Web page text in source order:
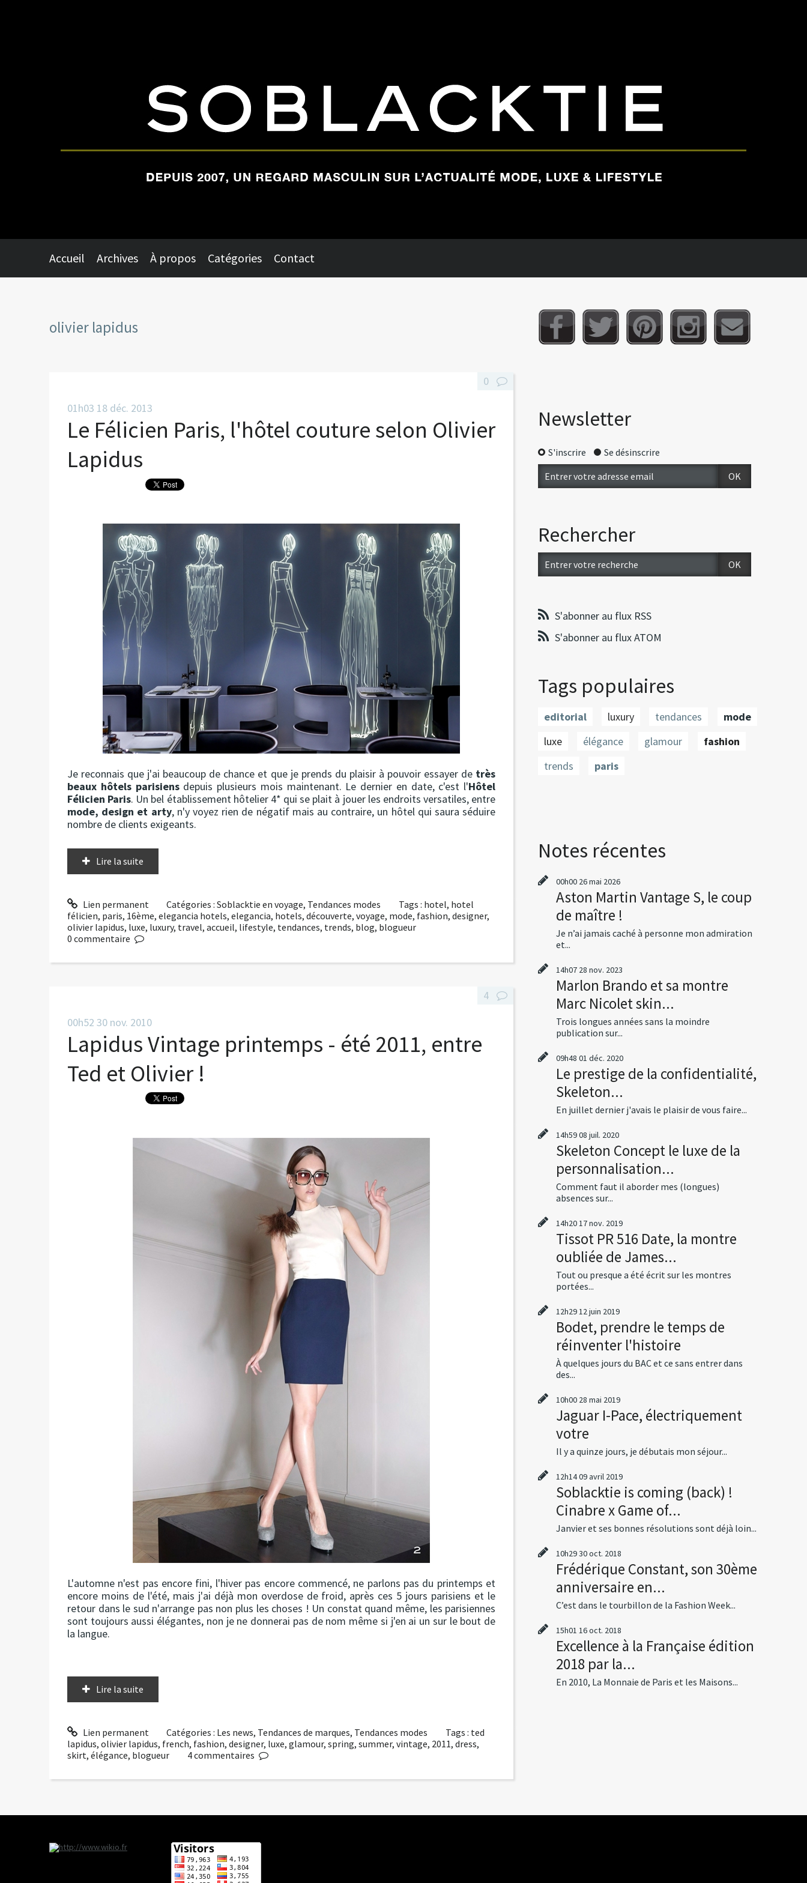
Accueil Archives À propos Catégories Contact
olivier lapidus
01h03 18 déc. 2013
Le Félicien Paris, l'hôtel couture selon Olivier
Lapidus
Je reconnais que j'ai beaucoup de chance et que je prends du plaisir à pouvoir essayer de très
beaux hôtels parisiensdepuis plusieurs mois maintenant. Le dernier en date, c'est l'Hôtel
Félicien Paris. Un bel établissement hôtelier 4* qui se plait à jouer les endroits versatiles, entre
mode, design et arty, n'y voyez rien de négatif mais au contraire, un hôtel qui saura séduire
nombre de clients exigeants.
Lire la suite
Lien permanent Catégories :Soblacktie en voyage, Tendances modes Tags : hotel, hotel
félicien, paris, 16ème, elegancia hotels, elegancia, hotels, découverte, voyage, mode, fashion, designer,
olivier lapidus, luxe, luxury, travel, accueil, lifestyle, tendances, trends, blog, blogueur
0
0 commentaire
00h52 30 nov. 2010
Lapidus Vintage printemps - été 2011, entre
Ted et Olivier !
L'automne n'est pas encore fini, l'hiver pas encore commencé, ne parlons pas du printemps et
encore moins de l'été, mais j'ai déjà mon overdose de froid, après ces 5 jours parisiens et le
retour dans le sud n'arrange pas non plus les choses ! Un constat quand même, les parisiennes
sont toujours aussi élégantes, non je ne donnerai pas de nom même si j'en ai un sur le bout de
la langue.
Lire la suite
Lien permanent Catégories : Les news, Tendances de marques, Tendances modes Tags : ted
lapidus, olivier lapidus, french, fashion, designer, luxe, glamour, spring, summer, vintage, 2011, dress,
skirt, élégance, blogueur
4
4commentaires
Newsletter
S'inscrire Se désinscrire
Rechercher
S'abonner au flux RSS
S'abonner au flux ATOM
Tags populaires
editorial luxury tendances
mode
luxe
élégance glamour
fashion
trends
paris
Notes récentes
00h00 26mai 2026
Aston Martin Vantage S, le coup
de maître !
Je n’ai jamais caché à personne mon admiration
et...
14h07 28 nov. 2023
Marlon Brando et sa montre
Marc Nicolet skin...
Trois longues années sans la moindre
publication sur...
09h48 01 déc. 2020
Le prestige de la confidentialité,
Skeleton...
En juillet dernier j'avais le plaisir de vous faire...
14h5908 juil. 2020
Skeleton Concept le luxe de la
personnalisation...
Comment faut il aborder mes (longues)
absences sur...
14h2017nov. 2019
Tissot PR 516 Date, la montre
oubliée de James...
Tout ou presque a été écrit sur les montres
portées...
12h2912juin 2019
Bodet, prendre le temps de
réinventer l'histoire
À quelques jours du BAC et ce sans entrer dans
des...
10h00 28 mai 2019
Jaguar I-Pace, électriquement
votre
Il y a quinze jours, je débutais mon séjour...
12h1409avril 2019
Soblacktie is coming (back) !
Cinabre x Game of...
Janvier et ses bonnes résolutions sont déjà loin...
10h2930oct. 2018
Frédérique Constant, son 30ème
anniversaire en...
C’est dans le tourbillon de la Fashion Week...
15h01 16oct. 2018
Excellence à la Française édition
2018 par la...
En 2010, La Monnaie de Paris et les Maisons...